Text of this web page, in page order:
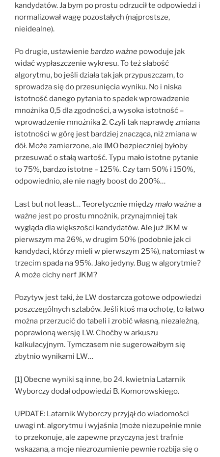
kandydatów. Ja bym po prostu odrzucił te odpowiedzi i
normalizował wagę pozostałych (najprostsze,
nieidealne).
Po drugie, ustawienie bardzo ważne powoduje jak
widać wypłaszczenie wykresu. To też słabość
algorytmu, bo jeśli działa tak jak przypuszczam, to
sprowadza się do przesunięcia wyniku. No i niska
istotność danego pytania to spadek wprowadzenie
mnożnika 0,5 dla zgodności, a wysoka istotność –
wprowadzenie mnożnika 2. Czyli tak naprawdę zmiana
istotności w górę jest bardziej znacząca, niż zmiana w
dół. Może zamierzone, ale IMO bezpieczniej byłoby
przesuwać o stałą wartość. Typu mało istotne pytanie
to 75%, bardzo istotne – 125%. Czy tam 50% i 150%,
odpowiednio, ale nie nagły boost do 200%…
Last but not least… Teoretycznie międzymało ważnea
ważne jest po prostu mnożnik, przynajmniej tak
wygląda dla większości kandydatów. Ale już JKM w
pierwszym ma 26%, w drugim 50% (podobnie jak ci
kandydaci, którzy mieli w pierwszym 25%), natomiast w
trzecim spada na 95%. Jako jedyny. Bug w algorytmie?
A może cichy nerf JKM?
Pozytyw jest taki, że LW dostarcza gotowe odpowiedzi
poszczególnych sztabów. Jeśli ktoś ma ochotę, to łatwo
można przerzucić do tabeli i zrobić własną, niezależną,
poprawioną wersję LW. Choćby w arkuszu
kalkulacyjnym. Tymczasem nie sugerowałbym się
zbytnio wynikami LW…
[1] Obecne wyniki są inne, bo 24. kwietnia Latarnik
Wyborczy dodał odpowiedzi B. Komorowskiego.
UPDATE: Latarnik Wyborczy przyjął do wiadomości
uwagi nt. algorytmu i wyjaśnia (może niezupełnie mnie
to przekonuje, ale zapewne przyczyna jest trafnie
wskazana, a moje niezrozumienie pewnie rozbija się o